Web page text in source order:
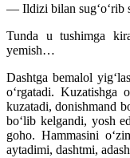
— Ildizi bilan sugʻoʻrib
Tunda u tushimga
yemish…
Dashtga bemalol
oʻrgatadi. Kuzatishga
kuzatadi, donishmand
boʻlib kelgandi, yosh
goho. Hammasini
aytadimi, dashtmi,